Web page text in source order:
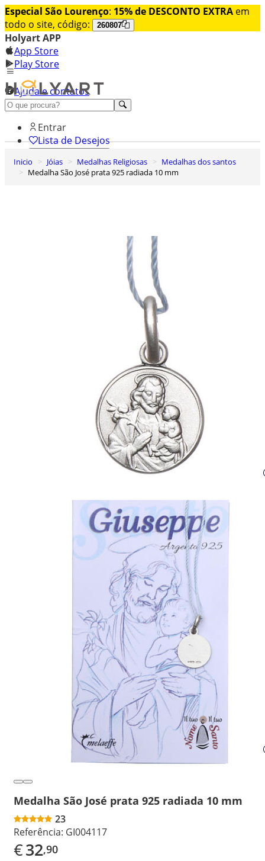
Especial São Lourenço: 15% de DESCONTO EXTRA em
todo o site, código:
260807
Holyart APP
App Store
Play Store
Ajuda e contatos
Conheça premium
Entrar
Lista de Desejos
0
Carrinho de Compras
Inicio Jóias Medalhas Religiosas
Medalhas dos santos
Medalha São José prata 925 radiada 10 mm
Medalha São José prata 925 radiada 10 mm
23
Referência: GI004117
€32,90